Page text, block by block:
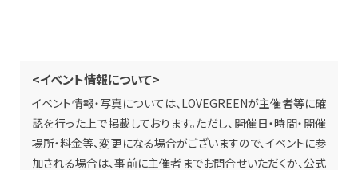
<イベント情報について>
イベント情報・写真については、LOVEGREENが主催者等に確
認を行った上で掲載しております。ただし、開催日・時間・開催
場所・料金等、変更になる場合がございますので、イベントに参
加される場合は、事前に主催者までお問合せいただくか、公式